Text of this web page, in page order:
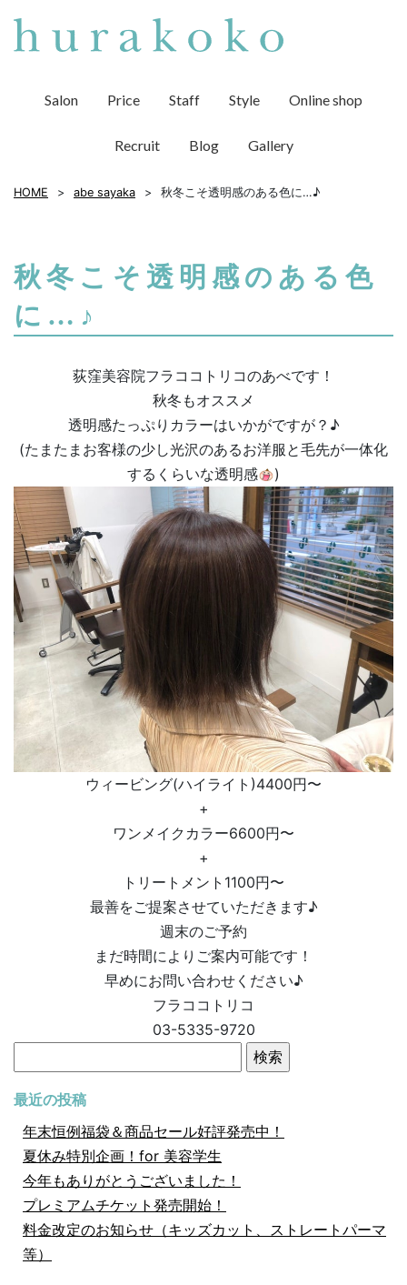
Salon Price Staff Style Online shop
Recruit Blog Gallery
HOME abe sayaka 秋冬こそ透明感のある色に…♪
秋冬こそ透明感のある色
に…♪
荻窪美容院フラココトリコのあべです！
秋冬もオススメ
透明感たっぷりカラーはいかがですが？♪
(たまたまお客様の少し光沢のあるお洋服と毛先が一体化
するくらいな透明感
)
ウィービング(ハイライト)4400円〜
+
ワンメイクカラー6600円〜
+
トリートメント1100円〜
最善をご提案させていただきます♪
週末のご予約
まだ時間によりご案内可能です！
早めにお問い合わせください♪
フラココトリコ
03-5335-9720
索:
最近の投稿
年末恒例福袋＆商品セール好評発売中！
夏休み特別企画！for 美容学生
今年もありがとうございました！
プレミアムチケット発売開始！
料金改定のお知らせ（キッズカット、ストレートパーマ
等）